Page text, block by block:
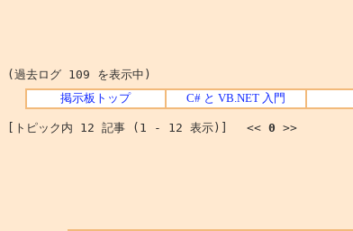
(過去ログ 109 を表示中)
掲示板トップ C# と VB.NET 入門
[トピック内 12 記事 (1 - 12 表示)] << 0 >>